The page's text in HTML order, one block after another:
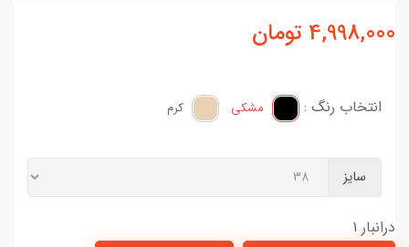
4,998,000 تومان
انتخاب رنگ : مشکی کرم
سایز
درانبار 1